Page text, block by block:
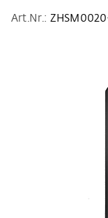
Art.Nr.: